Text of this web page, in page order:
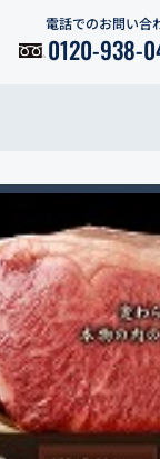
電話でのお問い合
0120-938-